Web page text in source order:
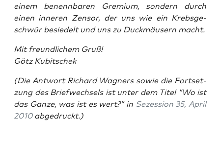
einem benenn­ba­ren Gre­mi­um, son­dern durch
einen inne­ren Zen­sor, der uns wie ein Krebs­ge­
schwür besie­delt und uns zu Duck­mäu­sern macht.
Mit freund­li­chem Gruß!
Götz Kubitschek
(Die Ant­wort Richard Wag­ners sowie die Fort­set­
zung des Brief­wech­sels ist unter dem Titel “Wo ist
das Gan­ze, was ist es wert?” in Sezes­si­on 35, April
2010abgedruckt.)